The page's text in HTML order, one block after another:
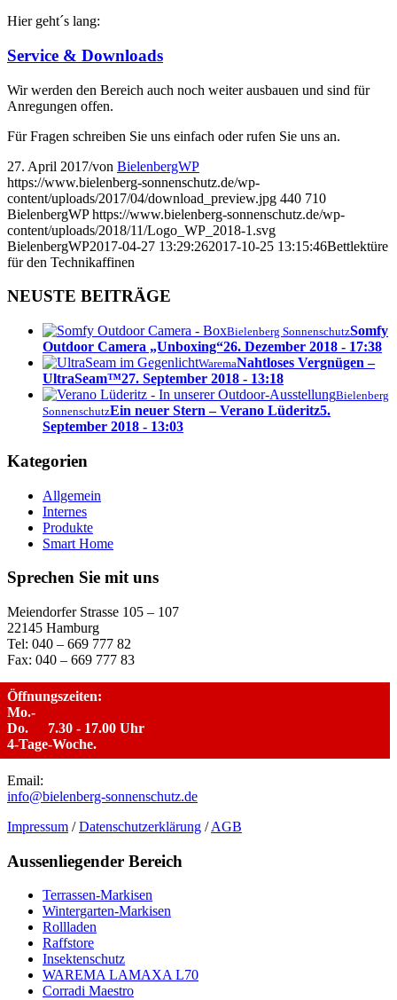
Hier geht´s lang:
Service & Downloads
Wir werden den Bereich auch noch weiter ausbauen und sind für
Anregungen offen.
Für Fragen schreiben Sie uns einfach oder rufen Sie uns an.
27. April 2017/von BielenbergWP
https://www.bielenberg-sonnenschutz.de/wp-
content/uploads/2017/04/download_preview.jpg 440 710
BielenbergWP https://www.bielenberg-sonnenschutz.de/wp-
content/uploads/2018/11/Logo_WP_2018-1.svg
BielenbergWP2017-04-27 13:29:262017-10-25 13:15:46Bettlektüre
für den Technikaffinen
NEUSTE BEITRÄGE
Bielenberg SonnenschutzSomfy
Outdoor Camera „Unboxing“26. Dezember 2018 - 17:38
WaremaNahtloses Vergnügen –
UltraSeam™27. September 2018 - 13:18
Bielenberg
SonnenschutzEin neuer Stern – Verano Lüderitz5.
September 2018 - 13:03
Kategorien
Allgemein
Internes
Produkte
Smart Home
Sprechen Sie mit uns
Meiendorfer Strasse 105 – 107
22145 Hamburg
Tel: 040 – 669 777 82
Fax: 040 – 669 777 83
Öffnungszeiten:
Mo.-
Do.
7.30 - 17.00 Uhr
4-Tage-Woche.
Email:
info@bielenberg-sonnenschutz.de
Impressum /Datenschutzerklärung /AGB
Aussenliegender Bereich
Terrassen-Markisen
Wintergarten-Markisen
Rollladen
Raffstore
Insektenschutz
WAREMA LAMAXA L70
Corradi Maestro